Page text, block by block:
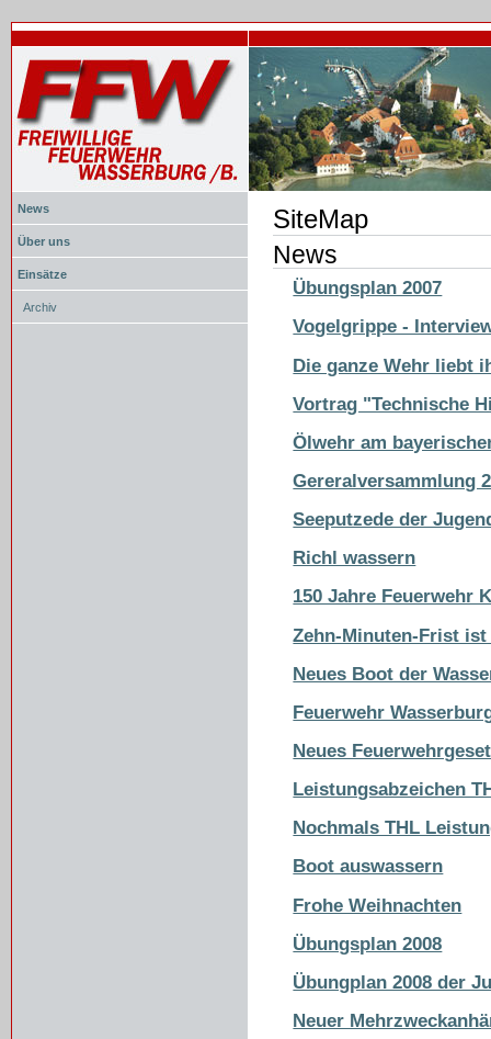
News
Über uns
Einsätze
Archiv
SiteMap
News
Übungsplan 2007
Vogelgrippe -
Die ganze Wehr liebt
Vortrag "Technische
Ölwehr am
Gereralversammlung
Seeputzede der
Richl wassern
150 Jahre Feuerwehr
Zehn-Minuten-Frist
Neues Boot der
Feuerwehr
Neues
Leistungsabzeichen
Nochmals THL
Boot auswassern
Frohe Weihnachten
Übungsplan 2008
Übungplan 2008 der
Neuer